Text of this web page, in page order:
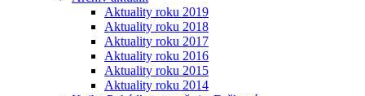
Aktuality roku 2019
Aktuality roku 2018
Aktuality roku 2017
Aktuality roku 2016
Aktuality roku 2015
Aktuality roku 2014